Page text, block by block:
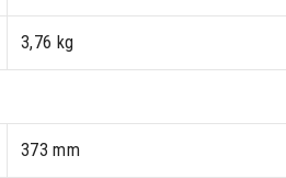
3,76 kg
373 mm